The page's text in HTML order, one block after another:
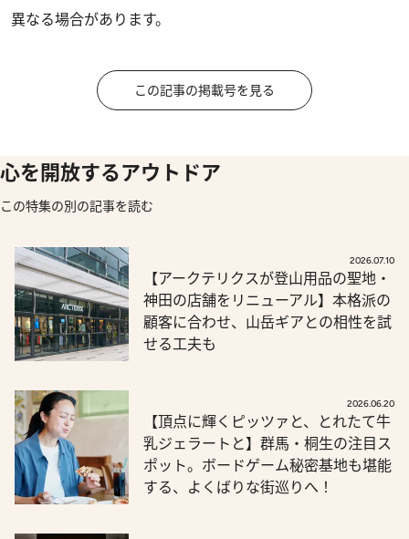
異なる場合があります。
この記事の掲載号を見る
心を開放するアウトドア
この特集の別の記事を読む
2026.07.10
【アークテリクスが登山用品の聖地・
神田の店舗をリニューアル】本格派の
顧客に合わせ、山岳ギアとの相性を試
せる工夫も
2026.06.20
【頂点に輝くピッツァと、とれたて牛
乳ジェラートと】群馬・桐生の注目ス
ポット。ボードゲーム秘密基地も堪能
する、よくばりな街巡りへ！